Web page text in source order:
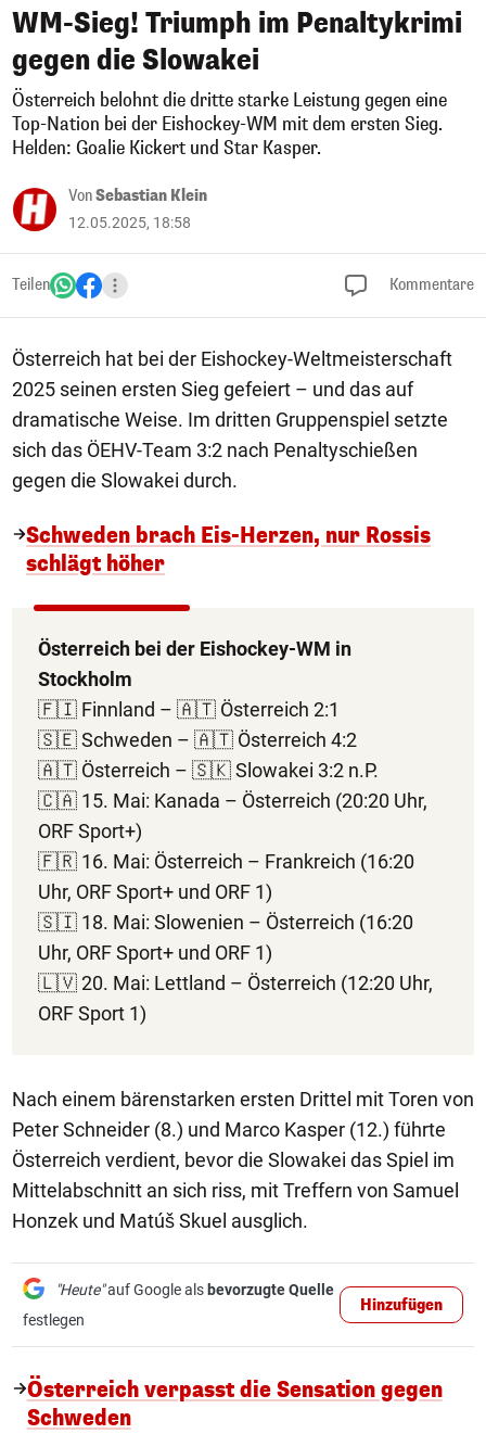
WM-Sieg! Triumph im Penaltykrimi
gegen die Slowakei
Österreich belohnt die dritte starke Leistung gegen eine
Top-Nation bei der Eishockey-WM mit dem ersten Sieg.
Helden: Goalie Kickert und Star Kasper.
VonSebastian Klein
12.05.2025, 18:58
Teilen Kommentare
Österreich hat bei der Eishockey-Weltmeisterschaft
2025 seinen ersten Sieg gefeiert – und das auf
dramatische Weise. Im dritten Gruppenspiel setzte
sich das ÖEHV-Team 3:2 nach Penaltyschießen
gegen die Slowakei durch.
Schweden brach Eis-Herzen, nur Rossis
schlägt höher
Österreich bei der Eishockey-WM in
Stockholm
🇫🇮 Finnland – 🇦🇹 Österreich 2:1
🇸🇪 Schweden – 🇦🇹 Österreich 4:2
🇦🇹 Österreich – 🇸🇰 Slowakei 3:2 n.P.
🇨🇦 15. Mai: Kanada – Österreich (20:20 Uhr,
ORF Sport+)
🇫🇷 16. Mai: Österreich – Frankreich (16:20
Uhr, ORF Sport+ und ORF 1)
🇸🇮 18. Mai: Slowenien – Österreich (16:20
Uhr, ORF Sport+ und ORF 1)
🇱🇻 20. Mai: Lettland – Österreich (12:20 Uhr,
ORF Sport 1)
Nach einem bärenstarken ersten Drittel mit Toren von
Peter Schneider (8.) und Marco Kasper (12.) führte
Österreich verdient, bevor die Slowakei das Spiel im
Mittelabschnitt an sich riss, mit Treffern von Samuel
Honzek und Matúš Skuel ausglich.
"Heute"auf Google als bevorzugte Quelle
festlegen
Hinzufügen
Österreich verpasst die Sensation gegen
Schweden